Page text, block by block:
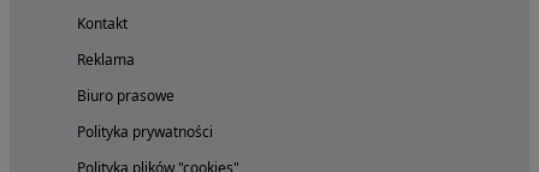
Kontakt
Reklama
Biuro prasowe
Polityka prywatności